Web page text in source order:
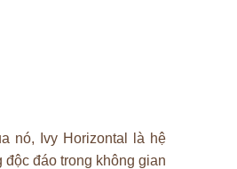
nó, Ivy Horizontal là hệ
đáo trong không gian